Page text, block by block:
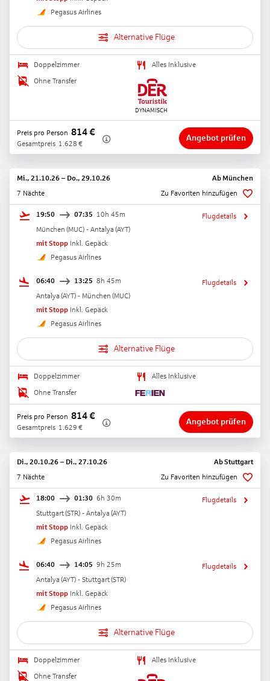
Pegasus Airlines
Alternative Flüge
Doppelzimmer
Alles Inklusive
Ohne Transfer
Preis pro Person 814€
Gesamtpreis 1.628 €
Angebot prüfen
Mi., 21.10.26 – Do., 29.10.26 Ab München
7 Nächte
Zu Favoriten hinzufügen
19:50 07:35 10h 45m
München (MUC) - Antalya (AYT)
mit Stopp Inkl. Gepäck
Pegasus Airlines
Flugdetails
06:40 13:25 8h 45m
Antalya (AYT) - München (MUC)
mit Stopp Inkl. Gepäck
Pegasus Airlines
Flugdetails
Alternative Flüge
Doppelzimmer
Alles Inklusive
Ohne Transfer
Preis pro Person 814€
Gesamtpreis 1.629 €
Angebot prüfen
Di., 20.10.26 – Di., 27.10.26 AbStuttgart
7 Nächte
Zu Favoriten hinzufügen
18:00 01:30 6h 30m
Stuttgart(STR) - Antalya (AYT)
mit Stopp Inkl. Gepäck
Pegasus Airlines
Flugdetails
06:40 14:05 9h 25m
Antalya (AYT) - Stuttgart(STR)
mit Stopp Inkl. Gepäck
Pegasus Airlines
Flugdetails
Alternative Flüge
Doppelzimmer
Alles Inklusive
Ohne Transfer